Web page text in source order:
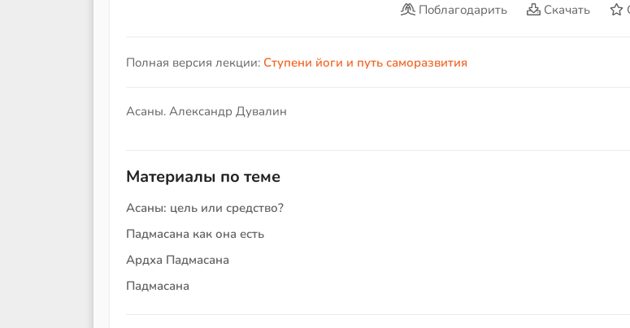
Поблагодарить Скачать
Полная версия лекции: Ступени йоги и путь саморазвития
Асаны. Александр Дувалин
Материалы по теме
Асаны: цель или средство?
Падмасана как она есть
Ардха Падмасана
Падмасана